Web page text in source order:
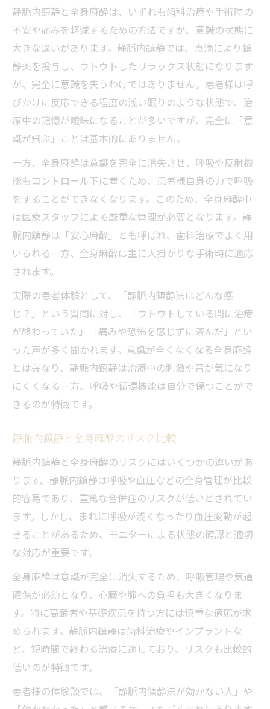
静脈内鎮静と全身麻酔は、いずれも歯科治療や手術時の
不安や痛みを軽減するための方法ですが、意識の状態に
大きな違いがあります。静脈内鎮静では、点滴により鎮
静薬を投与し、ウトウトしたリラックス状態になります
が、完全に意識を失うわけではありません。患者様は呼
びかけに反応できる程度の浅い眠りのような状態で、治
療中の記憶が曖昧になることが多いですが、完全に「意
識が飛ぶ」ことは基本的にありません。
一方、全身麻酔は意識を完全に消失させ、呼吸や反射機
能もコントロール下に置くため、患者様自身の力で呼吸
をすることができなくなります。このため、全身麻酔中
は医療スタッフによる厳重な管理が必要となります。静
脈内鎮静は「安心麻酔」とも呼ばれ、歯科治療でよく用
いられる一方、全身麻酔は主に大掛かりな手術時に適応
されます。
実際の患者体験として、「静脈内鎮静法はどんな感
じ？」という質問に対し、「ウトウトしている間に治療
が終わっていた」「痛みや恐怖を感じずに済んだ」とい
った声が多く聞かれます。意識が全くなくなる全身麻酔
とは異なり、静脈内鎮静は治療中の刺激や音が気になり
にくくなる一方、呼吸や循環機能は自分で保つことがで
きるのが特徴です。
静脈内鎮静と全身麻酔のリスク比較
静脈内鎮静と全身麻酔のリスクにはいくつかの違いがあ
ります。静脈内鎮静は呼吸や血圧などの全身管理が比較
的容易であり、重篤な合併症のリスクが低いとされてい
ます。しかし、まれに呼吸が浅くなったり血圧変動が起
きることがあるため、モニターによる状態の確認と適切
な対応が重要です。
全身麻酔は意識が完全に消失するため、呼吸管理や気道
確保が必須となり、心臓や肺への負担も大きくなりま
す。特に高齢者や基礎疾患を持つ方には慎重な適応が求
められます。静脈内鎮静は歯科治療やインプラントな
ど、短時間で終わる治療に適しており、リスクも比較的
低いのが特徴です。
患者様の体験談では、「静脈内鎮静法が効かない人」や